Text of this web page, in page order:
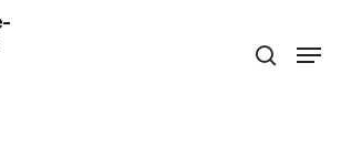
search
Close